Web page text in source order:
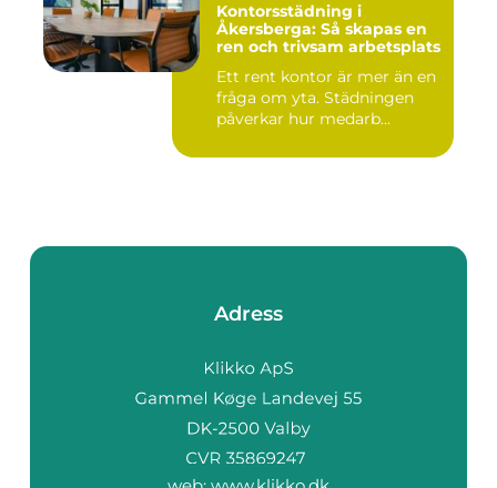
Kontorsstädning i
Åkersberga: Så skapas en
ren och trivsam arbetsplats
Ett rent kontor är mer än en
fråga om yta. Städningen
påverkar hur medarb...
Adress